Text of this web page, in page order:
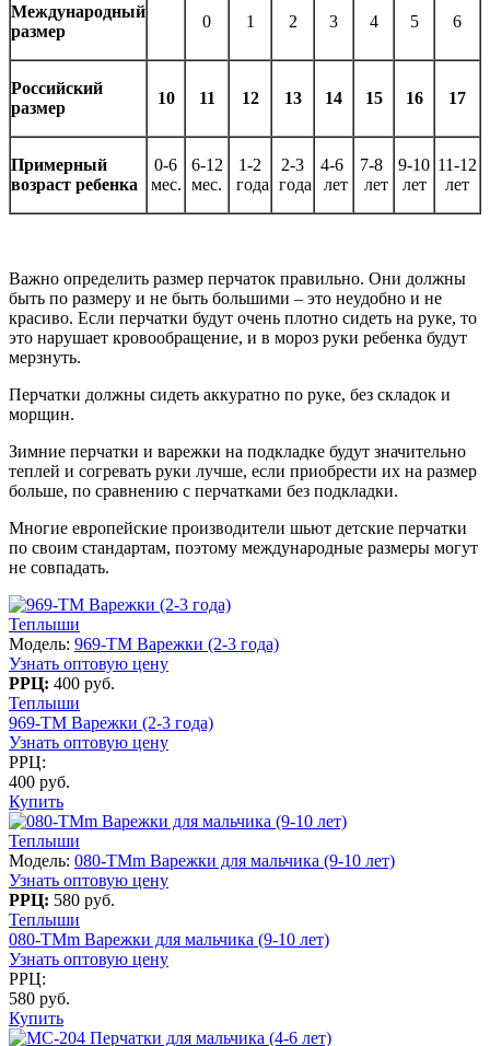
Международный
размер
0 1 2 3 4 5 6
Российский
размер
10 11 12 13 14 15 16 17
Примерный
возраст ребенка
0-6
мес.
6-12
мес.
1-2
года
2-3
года
4-6
лет
7-8
лет
9-10
лет
11-12
лет
Важно определить размер перчаток правильно. Они должны
быть по размеру и не быть большими – это неудобно и не
красиво. Если перчатки будут очень плотно сидеть на руке, то
это нарушает кровообращение, и в мороз руки ребенка будут
мерзнуть.
Перчатки должны сидеть аккуратно по руке, без складок и
морщин.
Зимние перчатки и варежки на подкладке будут значительно
теплей и согревать руки лучше, если приобрести их на размер
больше, по сравнению с перчатками без подкладки.
Многие европейские производители шьют детские перчатки
по своим стандартам, поэтому международные размеры могут
не совпадать.
Теплыши
Модель: 969-TM Варежки (2-3 года)
Узнать оптовую цену
РРЦ: 400 руб.
Теплыши
969-TM Варежки (2-3 года)
Узнать оптовую цену
РРЦ:
400 руб.
Купить
Теплыши
Модель: 080-TMm Варежки для мальчика (9-10 лет)
Узнать оптовую цену
РРЦ: 580 руб.
Теплыши
080-TMm Варежки для мальчика (9-10 лет)
Узнать оптовую цену
РРЦ:
580 руб.
Купить